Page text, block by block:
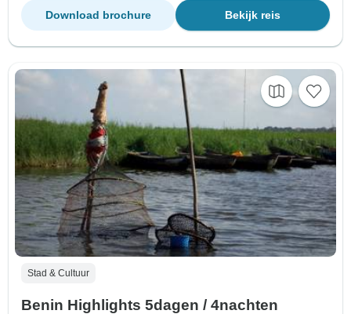
Bekijk reis
Download brochure
Stad & Cultuur
Benin Highlights 5dagen / 4nachten